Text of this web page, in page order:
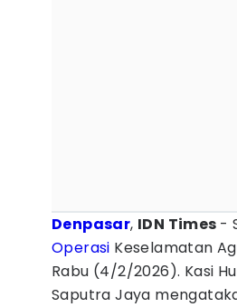
Denpasar, IDN Times -
Operasi Keselamatan
Rabu (4/2/2026). Kasi
Saputra Jaya